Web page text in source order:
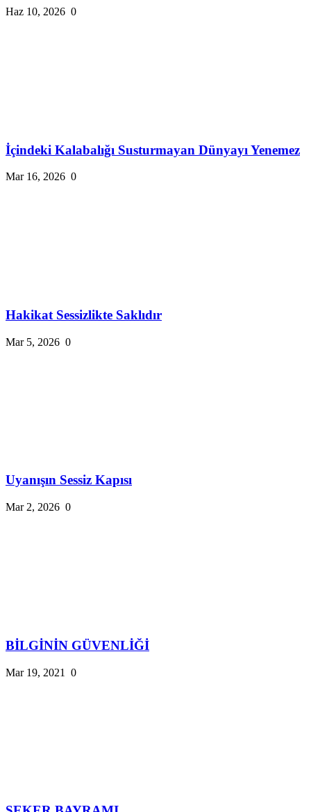
Haz 10, 2026 0
İçindeki Kalabalığı Susturmayan Dünyayı Yenemez
Mar 16, 2026 0
Hakikat Sessizlikte Saklıdır
Mar 5, 2026 0
Uyanışın Sessiz Kapısı
Mar 2, 2026 0
BİLGİNİN GÜVENLİĞİ
Mar 19, 2021 0